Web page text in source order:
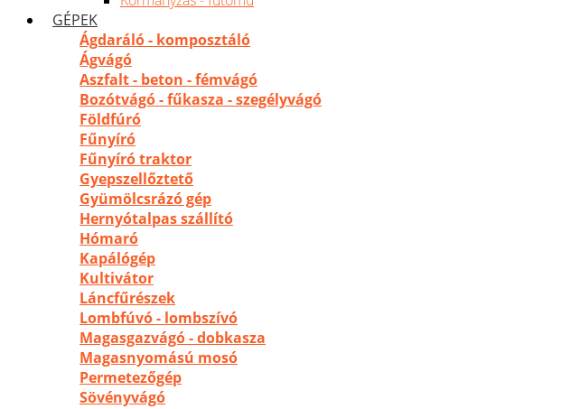
GÉPEK
Ágdaráló - komposztáló
Ágvágó
Aszfalt - beton - fémvágó
Bozótvágó - fűkasza - szegélyvágó
Földfúró
Fűnyíró
Fűnyíró traktor
Gyepszellőztető
Gyümölcsrázó gép
Hernyótalpas szállító
Hómaró
Kapálógép
Kultivátor
Láncfűrészek
Lombfúvó - lombszívó
Magasgazvágó - dobkasza
Magasnyomású mosó
Permetezőgép
Sövényvágó